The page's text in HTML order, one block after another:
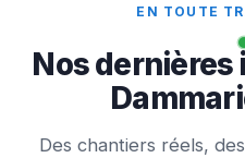
EN TOUTE
Nos
Des chantiers réels,